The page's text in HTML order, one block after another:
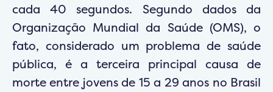
cada 40 segundos. Segundo dados da
Organização Mundial da Saúde (OMS), o
fato, considerado um problema de saúde
pública, é a terceira principal causa de
morte entre jovens de 15 a 29 anos no Brasil